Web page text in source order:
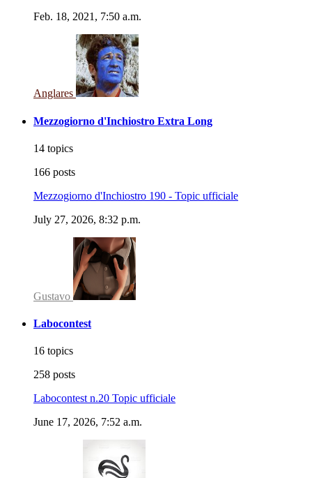
Feb. 18, 2021, 7:50 a.m.
Anglares
Mezzogiorno d'Inchiostro Extra Long
14 topics
166 posts
Mezzogiorno d'Inchiostro 190 - Topic ufficiale
July 27, 2026, 8:32 p.m.
Gustavo
Labocontest
16 topics
258 posts
Labocontest n.20 Topic ufficiale
June 17, 2026, 7:52 a.m.